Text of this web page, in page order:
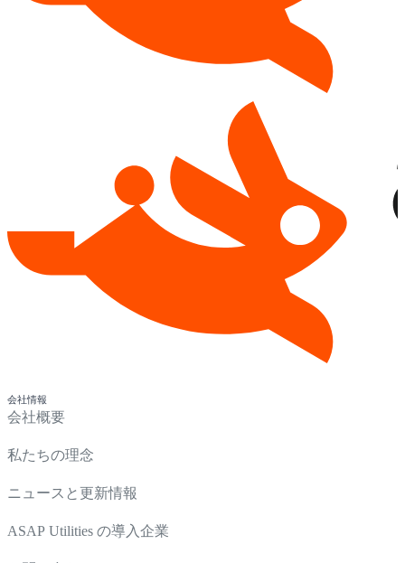
会社情報
会社概要
私たちの理念
ニュースと更新情報
ASAP Utilities の導入企業